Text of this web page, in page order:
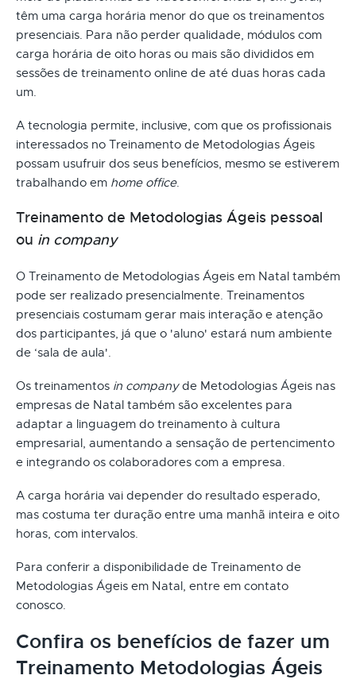
têm uma carga horária menor do que os treinamentos
presenciais. Para não perder qualidade, módulos com
carga horária de oito horas ou mais são divididos em
sessões de treinamento online de até duas horas cada
um.
A tecnologia permite, inclusive, com que os profissionais
interessados no Treinamento de Metodologias Ágeis
possam usufruir dos seus benefícios, mesmo se estiverem
trabalhando em home office.
Treinamento de Metodologias Ágeis pessoal
ou in company
O Treinamento de Metodologias Ágeis em Natal também
pode ser realizado presencialmente. Treinamentos
presenciais costumam gerar mais interação e atenção
dos participantes, já que o 'aluno' estará num ambiente
de ‘sala de aula'.
Os treinamentos in companyde Metodologias Ágeis nas
empresas de Natal também são excelentes para
adaptar a linguagem do treinamento à cultura
empresarial, aumentando a sensação de pertencimento
e integrando os colaboradores com a empresa.
A carga horária vai depender do resultado esperado,
mas costuma ter duração entre uma manhã inteira e oito
horas, com intervalos.
Para conferir a disponibilidade de Treinamento de
Metodologias Ágeis em Natal, entre em contato
conosco.
Confira os benefícios de fazer um
Treinamento Metodologias Ágeis